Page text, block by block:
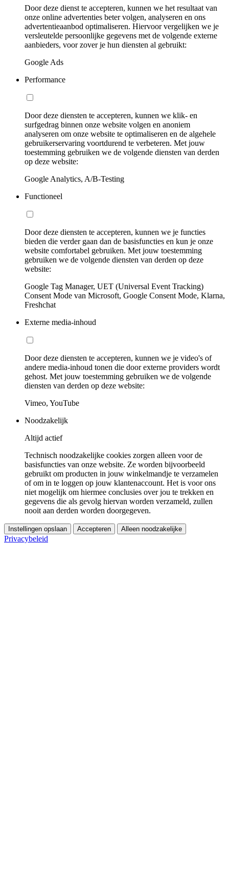
Door deze dienst te accepteren, kunnen we het resultaat van
onze online advertenties beter volgen, analyseren en ons
advertentieaanbod optimaliseren. Hiervoor vergelijken we je
versleutelde persoonlijke gegevens met de volgende externe
aanbieders, voor zover je hun diensten al gebruikt:
Google Ads
Performance
Door deze diensten te accepteren, kunnen we klik- en
surfgedrag binnen onze website volgen en anoniem
analyseren om onze website te optimaliseren en de algehele
gebruikerservaring voortdurend te verbeteren. Met jouw
toestemming gebruiken we de volgende diensten van derden
op deze website:
Google Analytics, A/B-Testing
Functioneel
Door deze diensten te accepteren, kunnen we je functies
bieden die verder gaan dan de basisfuncties en kun je onze
website comfortabel gebruiken. Met jouw toestemming
gebruiken we de volgende diensten van derden op deze
website:
Google Tag Manager, UET (Universal Event Tracking)
Consent Mode van Microsoft, Google Consent Mode, Klarna,
Freshchat
Externe media-inhoud
Door deze diensten te accepteren, kunnen we je video's of
andere media-inhoud tonen die door externe providers wordt
gehost. Met jouw toestemming gebruiken we de volgende
diensten van derden op deze website:
Vimeo, YouTube
Noodzakelijk
Altijd actief
Technisch noodzakelijke cookies zorgen alleen voor de
basisfuncties van onze website. Ze worden bijvoorbeeld
gebruikt om producten in jouw winkelmandje te verzamelen
of om in te loggen op jouw klantenaccount. Het is voor ons
niet mogelijk om hiermee conclusies over jou te trekken en
gegevens die als gevolg hiervan worden verzameld, zullen
nooit aan derden worden doorgegeven.
Instellingen opslaan Accepteren Alleen noodzakelijke
Privacybeleid